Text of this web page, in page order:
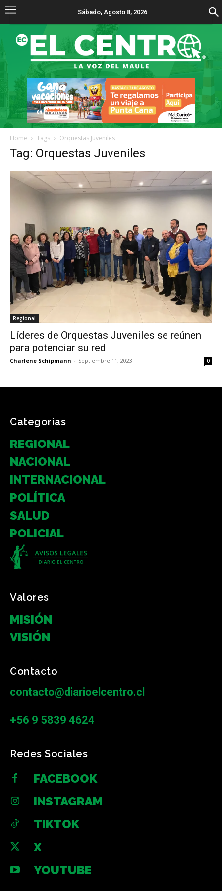
Sábado, Agosto 8, 2026
Home Tags Orquestas Juveniles
Tag: Orquestas Juveniles
Regional
Líderes de Orquestas Juveniles se reúnen
para potenciar su red
Charlene Schipmann - Septiembre 11, 2023 0
Categorias
REGIONAL
NACIONAL
INTERNACIONAL
POLÍTICA
SALUD
POLICIAL
Valores
MISIÓN
VISIÓN
Contacto
contacto@diarioelcentro.cl
+56 9 5839 4624
Redes Sociales
FACEBOOK
INSTAGRAM
TIKTOK
X
YOUTUBE